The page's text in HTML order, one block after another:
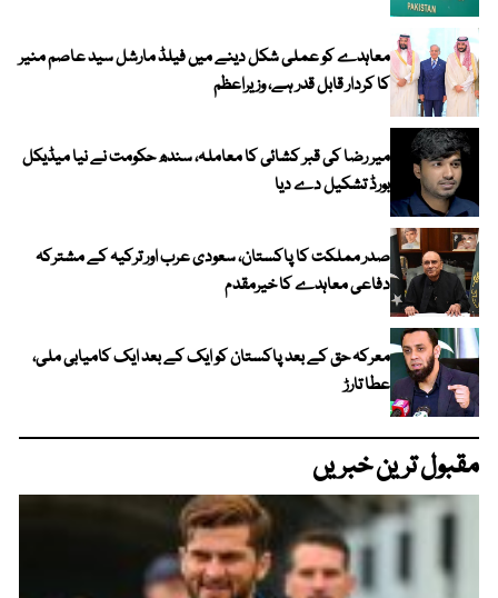
معاہدے کو عملی شکل دینے میں فیلڈ مارشل سید عاصم منیر
کا کردار قابل قدر ہے، وزیراعظم
میر رضا کی قبر کشائی کا معاملہ، سندھ حکومت نے نیا میڈیکل
بورڈ تشکیل دے دیا
صدر مملکت کا پاکستان، سعودی عرب اور ترکیہ کے مشترکہ
دفاعی معاہدے کا خیرمقدم
معرکہ حق کے بعد پاکستان کو ایک کے بعد ایک کامیابی ملی،
عطا تارڑ
مقبول ترین خبریں